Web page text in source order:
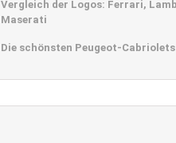
Vergleich der Logos: Ferrari,
Maserati
Die schönsten Peugeot-